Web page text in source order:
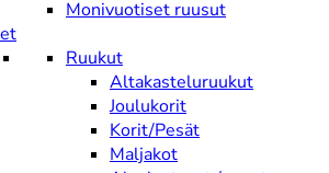
Monivuotiset ruusut
Ruukut
Altakasteluruukut
Joulukorit
Korit/Pesät
Maljakot